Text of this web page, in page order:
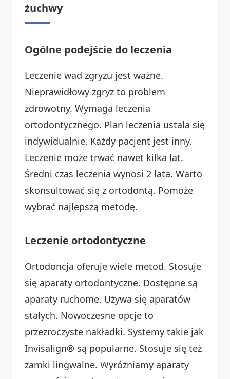
żuchwy
Ogólne podejście do leczenia
Leczenie wad zgryzu jest ważne.
Nieprawidłowy zgryz to problem
zdrowotny. Wymaga leczenia
ortodontycznego. Plan leczenia ustala się
indywidualnie. Każdy pacjent jest inny.
Leczenie może trwać nawet kilka lat.
Średni czas leczenia wynosi 2 lata. Warto
skonsultować się z ortodontą. Pomoże
wybrać najlepszą metodę.
Leczenie ortodontyczne
Ortodoncja oferuje wiele metod. Stosuje
się aparaty ortodontyczne. Dostępne są
aparaty ruchome. Używa się aparatów
stałych. Nowoczesne opcje to
przezroczyste nakładki. Systemy takie jak
Invisalign® są popularne. Stosuje się też
zamki lingwalne. Wyróżniamy aparaty